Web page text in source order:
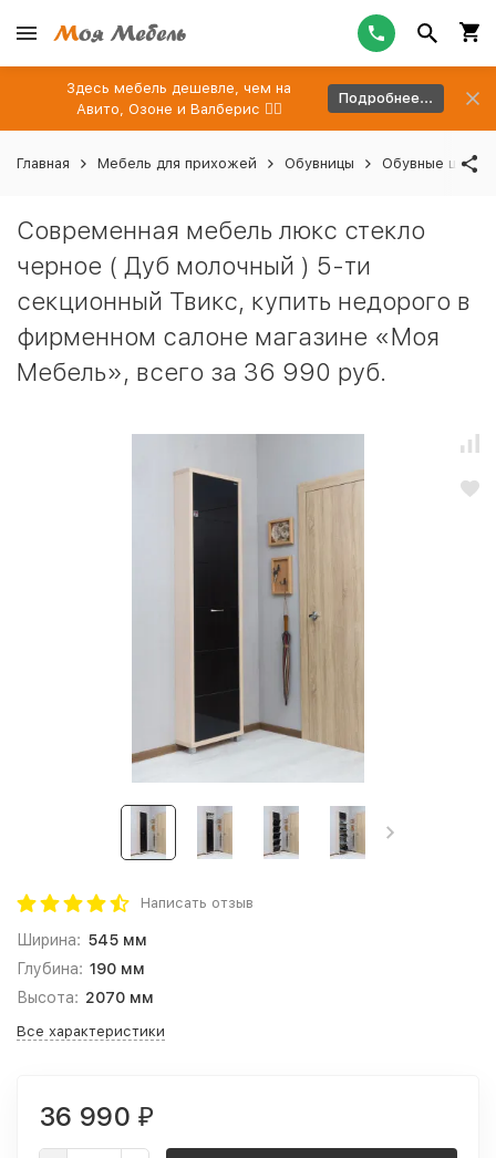
Здесь мебель дешевле, чем на
Авито, Озоне и Валберис 👉🏻
Подробнее...
Главная Мебель для прихожей Обувницы Обувные
Современная мебель люкс стекло
черное ( Дуб молочный ) 5-ти
секционный Твикс, купить недорого в
фирменном салоне магазине «Моя
Мебель», всего за 36 990 руб.
Написать отзыв
Ширина: 545 мм
Глубина: 190 мм
Высота: 2070 мм
Все характеристики
36 990 ₽